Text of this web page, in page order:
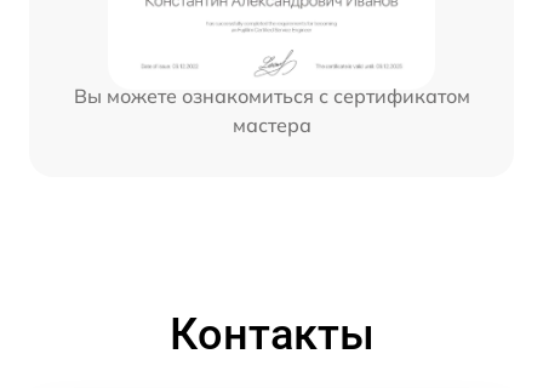
Вы можете ознакомиться с сертификатом
мастера
Контакты